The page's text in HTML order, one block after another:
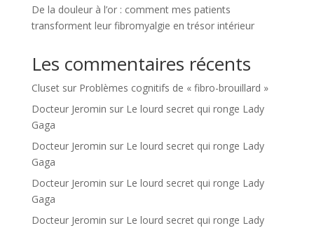
De la douleur à l’or : comment mes patients
transforment leur fibromyalgie en trésor intérieur
Les commentaires récents
Clusetsur Problèmes cognitifs de « fibro-brouillard »
Docteur Jeromin sur Le lourd secret qui ronge Lady
Gaga
Docteur Jeromin sur Le lourd secret qui ronge Lady
Gaga
Docteur Jeromin sur Le lourd secret qui ronge Lady
Gaga
Docteur Jeromin sur Le lourd secret qui ronge Lady